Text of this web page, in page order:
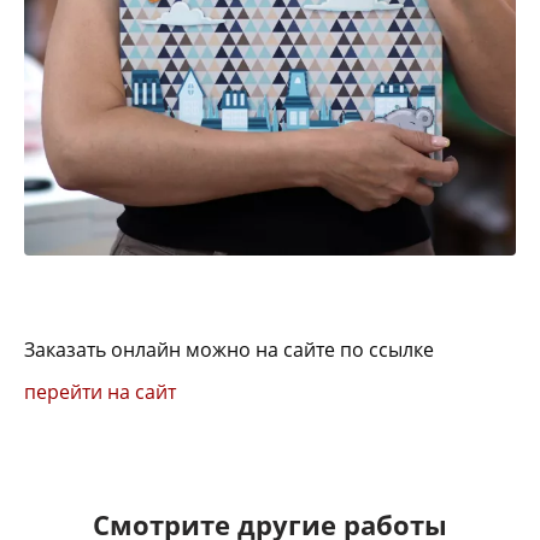
Заказать онлайн можно на сайте по ссылке
перейти на сайт
Смотрите другие работы